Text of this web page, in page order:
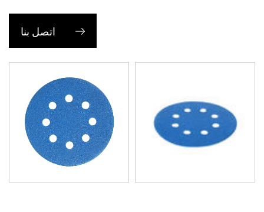
الميزة البارزة لقرص الصنفرة ذو الخطاف والحلقة ذو 8
فتحات هو نمطه المكون من ثمانية فتحات والموضع
بشكل استراتيجي. يسهل هذا التصميم استخراج الغبار
بشكل فعال، مما يقلل من كمية الغبار التي تتراكم أثناء
الصنفرة. من خلال السماح بتجميع الغبار بكفاءة من خلال
الفتحات، تساعد هذه الأقراص في الحفاظ على مساحة
عمل نظيفة وتعزيز الرؤية وإطالة عمر كل من القرص
اتصل بنا